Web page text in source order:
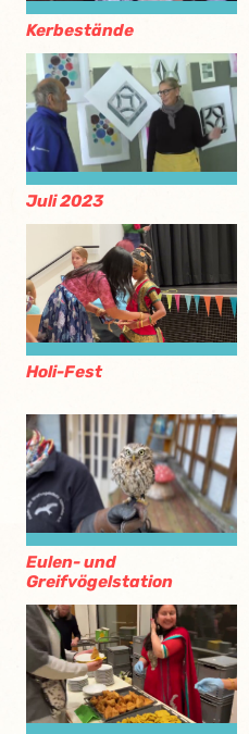
Kerbestände
Juli 2023
Holi-Fest
Eulen- und
Greifvögelstation